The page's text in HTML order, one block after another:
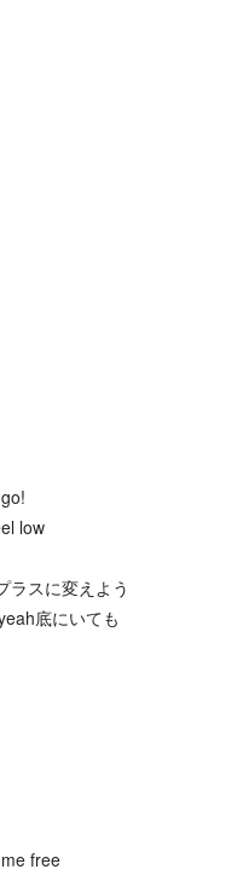
low
ラスに変えよう
底にいても
free